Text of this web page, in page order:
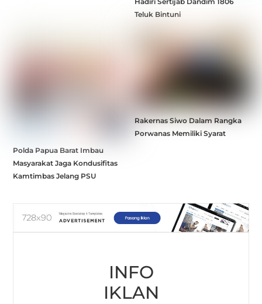
Teluk Bintuni
Polda Papua Barat Imbau
Masyarakat Jaga Kondusifitas
Kamtimbas Jelang PSU
Rakernas Siwo Dalam Rangka
Porwanas Memiliki Syarat
INFO
IKLAN